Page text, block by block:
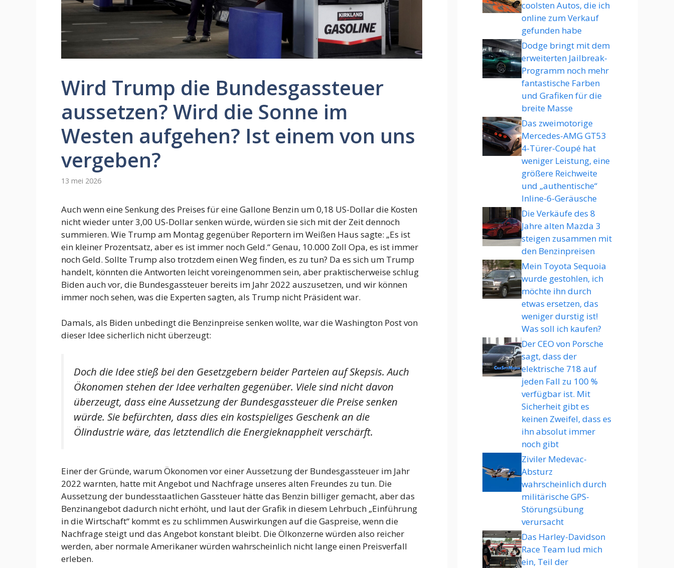
Wird Trump die Bundesgassteuer
aussetzen? Wird die Sonne im
Westen aufgehen? Ist einem von uns
vergeben?
13 mei 2026
Auch wenn eine Senkung des Preises für eine Gallone Benzin um 0,18 US-Dollar die Kosten
nicht wieder unter 3,00 US-Dollar senken würde, würden sie sich mit der Zeit dennoch
summieren. Wie Trump am Montag gegenüber Reportern im Weißen Haus sagte: „Es ist
ein kleiner Prozentsatz, aber es ist immer noch Geld.“ Genau, 10.000 Zoll Opa, es ist immer
noch Geld. Sollte Trump also trotzdem einen Weg finden, es zu tun? Da es sich um Trump
handelt, könnten die Antworten leicht voreingenommen sein, aber praktischerweise schlug
Biden auch vor, die Bundesgassteuer bereits im Jahr 2022 auszusetzen, und wir können
immer noch sehen, was die Experten sagten, als Trump nicht Präsident war.
Damals, als Biden unbedingt die Benzinpreise senken wollte, war die Washington Post von
dieser Idee sicherlich nicht überzeugt:
Doch die Idee stieß bei den Gesetzgebern beider Parteien auf Skepsis. Auch
Ökonomen stehen der Idee verhalten gegenüber. Viele sind nicht davon
überzeugt, dass eine Aussetzung der Bundesgassteuer die Preise senken
würde. Sie befürchten, dass dies ein kostspieliges Geschenk an die
Ölindustrie wäre, das letztendlich die Energieknappheit verschärft.
Einer der Gründe, warum Ökonomen vor einer Aussetzung der Bundesgassteuer im Jahr
2022 warnten, hatte mit Angebot und Nachfrage unseres alten Freundes zu tun. Die
Aussetzung der bundesstaatlichen Gassteuer hätte das Benzin billiger gemacht, aber das
Benzinangebot dadurch nicht erhöht, und laut der Grafik in diesem Lehrbuch „Einführung
in die Wirtschaft“ kommt es zu schlimmen Auswirkungen auf die Gaspreise, wenn die
Nachfrage steigt und das Angebot konstant bleibt. Die Ölkonzerne würden also reicher
werden, aber normale Amerikaner würden wahrscheinlich nicht lange einen Preisverfall
erleben.
coolsten Autos, die ich
online zum Verkauf
gefunden habe
Dodge bringt mit dem
erweiterten Jailbreak-
Programm noch mehr
fantastische Farben
und Grafiken für die
breite Masse
Das zweimotorige
Mercedes-AMG GT53
4-Türer-Coupé hat
weniger Leistung, eine
größere Reichweite
und „authentische“
Inline-6-Geräusche
Die Verkäufe des 8
Jahre alten Mazda 3
steigen zusammen mit
den Benzinpreisen
Mein Toyota Sequoia
wurde gestohlen, ich
möchte ihn durch
etwas ersetzen, das
weniger durstig ist!
Was soll ich kaufen?
Der CEO von Porsche
sagt, dass der
elektrische 718 auf
jeden Fall zu 100 %
verfügbar ist. Mit
Sicherheit gibt es
keinen Zweifel, dass es
ihn absolut immer
noch gibt
Ziviler Medevac-
Absturz
wahrscheinlich durch
militärische GPS-
Störungsübung
verursacht
Das Harley-Davidson
Race Team lud mich
ein, Teil der